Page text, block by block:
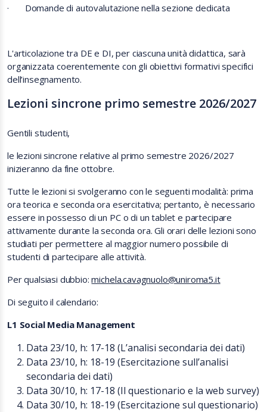
·
Domande di autovalutazione nella sezione dedicata
L'articolazione tra DE e DI, per ciascuna unità didattica, sarà
organizzata coerentemente con gli obiettivi formativi specifici
dell’insegnamento.
Lezioni sincrone primo semestre 2026/2027
Gentili studenti,
le lezioni sincrone relative al primo semestre 2026/2027
inizieranno da fine ottobre.
Tutte le lezioni si svolgeranno con le seguenti modalità: prima
ora teorica e seconda ora esercitativa; pertanto, è necessario
essere in possesso di un PC o di un tablet e partecipare
attivamente durante la seconda ora. Gli orari delle lezioni sono
studiati per permettere al maggior numero possibile di
studenti di partecipare alle attività.
Per qualsiasi dubbio:michela.cavagnuolo@uniroma5.it
Di seguito il calendario:
L1 Social Media Management
Data 23/10, h: 17-18 (L’analisi secondaria dei dati)
Data 23/10, h: 18-19 (Esercitazione sull’analisi
secondaria dei dati)
Data 30/10, h: 17-18 (Il questionario e la web survey)
Data 30/10, h: 18-19 (Esercitazione sul questionario)